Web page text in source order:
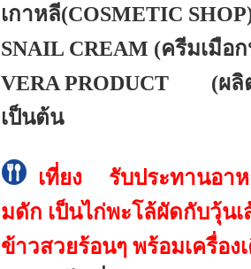
เกาหลี(COSMETIC
SNAIL CREAM (ครีมเมือ
VERA PRODUCT (ผลิ
เป็นต้น
เที่ยง รับประทานอาห
มดัก เป็นไก่พะโล้ผัดกับวุ้น
ข้าวสวยร้อนๆ พร้อมเครื่อ